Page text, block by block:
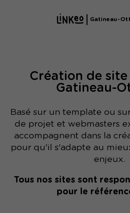
Gatineau-
Création de site
Gatineau-
Basé sur un template ou
de projet et webmasters
accompagnent dans la
pour qu'il s'adapte au
enjeux.
Tous nos sites sont
pour le